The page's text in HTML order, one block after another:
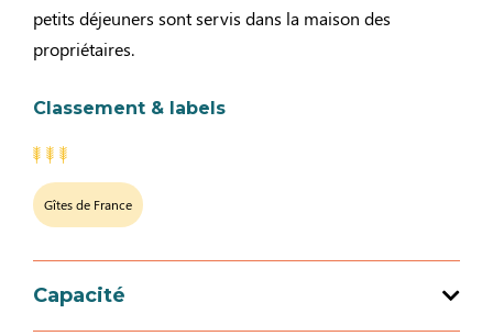
petits déjeuners sont servis dans la maison des
propriétaires.
Classement & labels
Gîtes de France
Capacité